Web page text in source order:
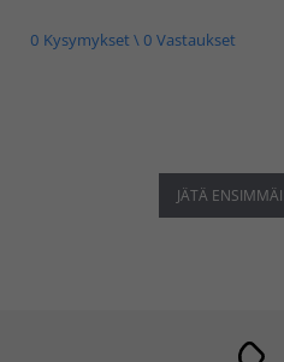
0 Kysymykset \ 0 Vastaukset
JÄTÄ